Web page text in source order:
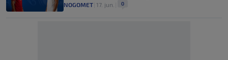
NOGOMET 17. jun. 0